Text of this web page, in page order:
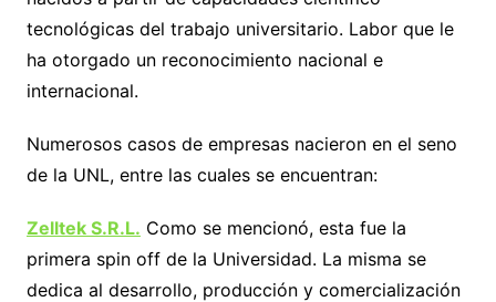
tecnológicas del trabajo universitario. Labor que le
ha otorgado un reconocimiento nacional e
internacional.
Numerosos casos de empresas nacieron en el seno
de la UNL, entre las cuales se encuentran:
Zelltek S.R.L. Como se mencionó, esta fue la
primera spin off de la Universidad. La misma se
dedica al desarrollo, producción y comercialización